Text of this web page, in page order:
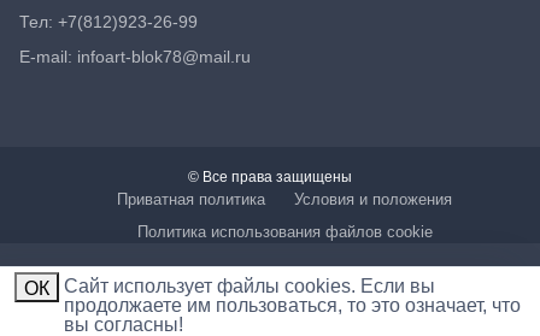
Тел: +7(812)923-26-99
E-mail: infoart-blok78@mail.ru
© Все права защищены
Приватная политика
Условия и положения
Политика использования файлов cookie
ОК
Cайт использует файлы cookies. Если вы
продолжаете им пользоваться, то это означает, что
вы согласны!